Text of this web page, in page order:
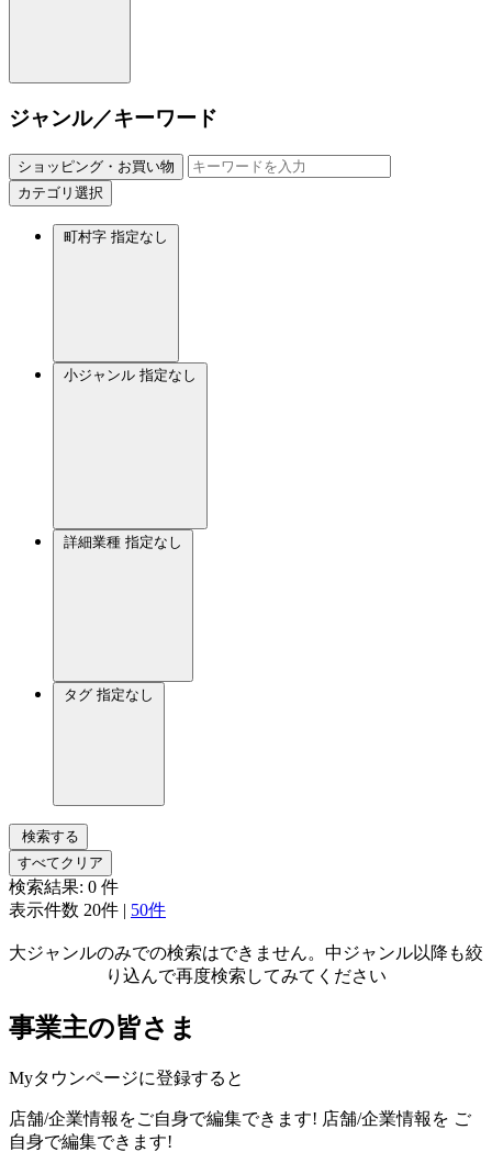
ジャンル／キーワード
ショッピング・お買い物
カテゴリ選択
町村字 指定なし
小ジャンル 指定なし
詳細業種 指定なし
タグ 指定なし
検索する
すべてクリア
検索結果: 0 件
表示件数 20件 | 50件
大ジャンルのみでの検索はできません。中ジャンル以降も絞
り込んで再度検索してみてください
事業主の皆さま
Myタウンページに登録すると
店舗/企業情報をご自身で編集できます! 店舗/企業情報を ご
自身で編集できます!